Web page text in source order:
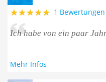
1 Bewertungen
Ich habe von ein paar
Mehr Infos